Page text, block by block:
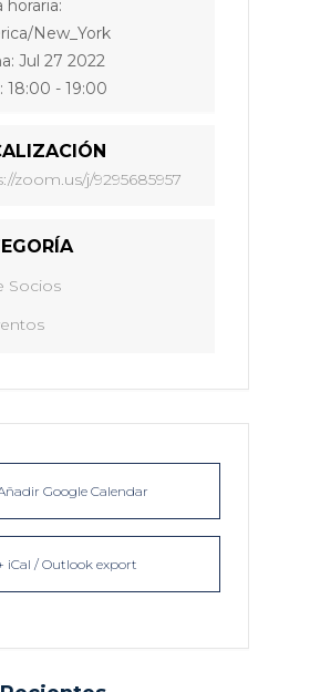
horaria:
New_York
Jul 27 2022
18:00 - 19:00
zoom.us/j/9295685957
Socios
Google Calendar
iCal / Outlook export